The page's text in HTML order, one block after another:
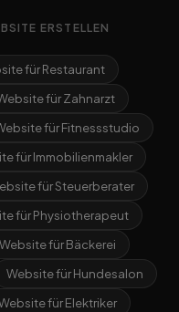
ERSTELLEN
für Restaurant
für Zahnarzt
für Fitnessstudio
für Immobilienmakler
für Steuerberater
für Physiotherapeut
Website für Bäckerei
Website für Hundesalon
für Elektriker